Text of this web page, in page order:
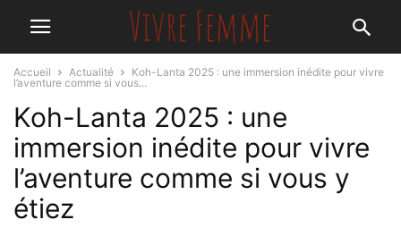
Accueil Actualité
Koh-Lanta 2025 : une immersion inédite pour vivre
l’aventure comme si vous...
Koh-Lanta 2025 : une
immersion inédite pour vivre
l’aventure comme si vous y
étiez